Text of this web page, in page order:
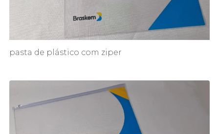
pasta de plástico com ziper